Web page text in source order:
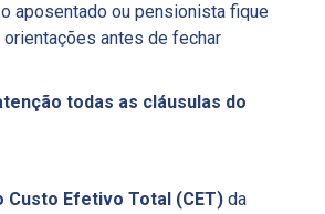
aposentado ou pensionista fique
orientações antes de fechar
todas as cláusulas do
Custo Efetivo Total (CET) da